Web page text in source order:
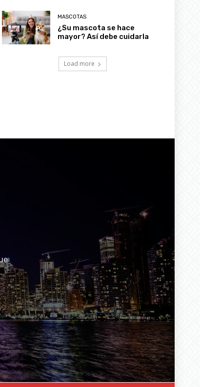
MASCOTAS
¿Su mascota se hace
mayor? Así debe cuidarla
Load more